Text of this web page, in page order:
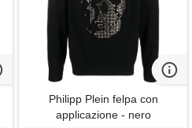
Philipp Plein felpa con
applicazione - nero